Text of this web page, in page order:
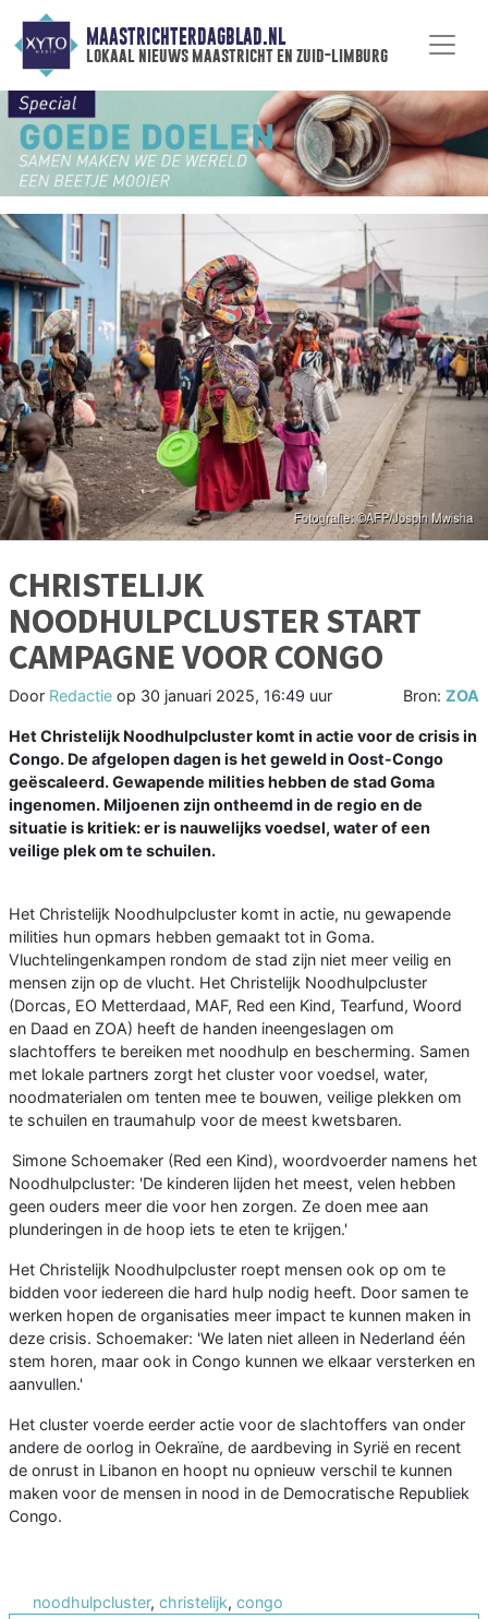
MAASTRICHTERDAGBLAD.NL
lokaal nieuws maastricht en zuid-limburg
CHRISTELIJK
NOODHULPCLUSTER START
CAMPAGNE VOOR CONGO
Door Redactie op 30 januari 2025, 16:49 uur Bron: ZOA
Het Christelijk Noodhulpcluster komt in actie voor de crisis in
Congo. De afgelopen dagen is het geweld in Oost-Congo
geëscaleerd. Gewapende milities hebben de stad Goma
ingenomen. Miljoenen zijn ontheemd in de regio en de
situatie is kritiek: er is nauwelijks voedsel, water of een
veilige plek om te schuilen.
Het Christelijk Noodhulpcluster komt in actie, nu gewapende
milities hun opmars hebben gemaakt tot in Goma.
Vluchtelingenkampen rondom de stad zijn niet meer veilig en
mensen zijn op de vlucht. Het Christelijk Noodhulpcluster
(Dorcas, EO Metterdaad, MAF, Red een Kind, Tearfund, Woord
en Daad en ZOA) heeft de handen ineengeslagen om
slachtoffers te bereiken met noodhulp en bescherming. Samen
met lokale partners zorgt het cluster voor voedsel, water,
noodmaterialen om tenten mee te bouwen, veilige plekken om
te schuilen en traumahulp voor de meest kwetsbaren.
Simone Schoemaker (Red een Kind), woordvoerder namens het
Noodhulpcluster: 'De kinderen lijden het meest, velen hebben
geen ouders meer die voor hen zorgen. Ze doen mee aan
plunderingen in de hoop iets te eten te krijgen.'
Het Christelijk Noodhulpcluster roept mensen ook op om te
bidden voor iedereen die hard hulp nodig heeft. Door samen te
werken hopen de organisaties meer impact te kunnen maken in
deze crisis. Schoemaker: 'We laten niet alleen in Nederland één
stem horen, maar ook in Congo kunnen we elkaar versterken en
aanvullen.'
Het cluster voerde eerder actie voor de slachtoffers van onder
andere de oorlog in Oekraïne, de aardbeving in Syrië en recent
de onrust in Libanon en hoopt nu opnieuw verschil te kunnen
maken voor de mensen in nood in de Democratische Republiek
Congo.
noodhulpcluster, christelijk, congo